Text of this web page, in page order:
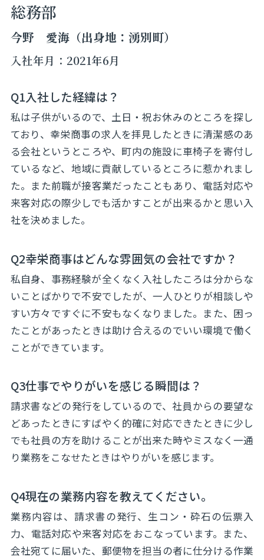
総務部
今野 愛海（出身地：湧別町）
入社年月：2021年6月
Q1入社した経緯は？
私は子供がいるので、土日・祝お休みのところを探し
ており、幸栄商事の求人を拝見したときに清潔感のあ
る会社というところや、町内の施設に車椅子を寄付し
ているなど、地域に貢献しているところに惹かれまし
た。また前職が接客業だったこともあり、電話対応や
来客対応の際少しでも活かすことが出来るかと思い入
社を決めました。
Q2幸栄商事はどんな雰囲気の会社ですか？
私自身、事務経験が全くなく入社したころは分からな
いことばかりで不安でしたが、一人ひとりが相談しや
すい方々ですぐに不安もなくなりました。また、困っ
たことがあったときは助け合えるのでいい環境で働く
ことができています。
Q3仕事でやりがいを感じる瞬間は？
請求書などの発行をしているので、社員からの要望な
どあったときにすばやく的確に対応できたときに少し
でも社員の方を助けることが出来た時やミスなく一通
り業務をこなせたときはやりがいを感じます。
Q4現在の業務内容を教えてください。
業務内容は、請求書の発行、生コン・砕石の伝票入
力、電話対応や来客対応をおこなっています。また、
会社宛てに届いた、郵便物を担当の者に仕分ける作業